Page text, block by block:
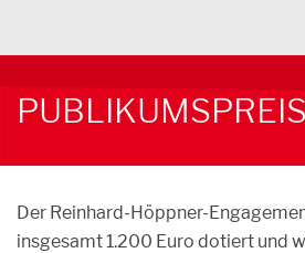
PUBLIKUMSPREIS
Der Reinhard-Höppner-
insgesamt 1.200 Euro dotiert und